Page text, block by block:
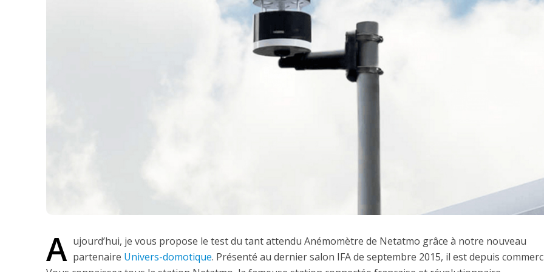
A ujourd’hui, je vous propose le test du tant attendu Anémomètre de Netatmo grâce à notre nouveau
partenaire Univers-domotique. Présenté au dernier salon IFA de septembre 2015, il est depuis